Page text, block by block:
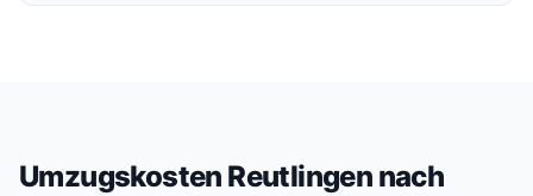
Umzugskosten Reutlingen nach